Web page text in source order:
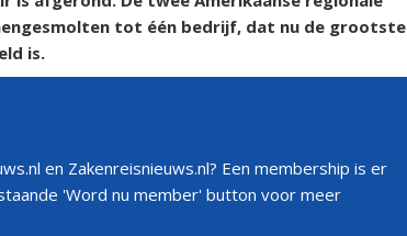
tot één bedrijf, dat nu de grootste
is.
en Zakenreisnieuws.nl? Een membership is er
'Word nu member' button voor meer